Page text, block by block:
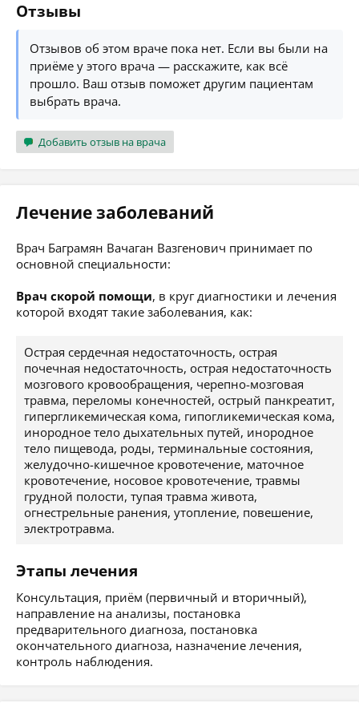
Отзывы
Отзывов об этом враче пока нет. Если вы были на
приёме у этого врача — расскажите, как всё
прошло. Ваш отзыв поможет другим пациентам
выбрать врача.
Добавить отзыв на врача
Лечение заболеваний
Врач Баграмян Вачаган Вазгенович принимает по
основной специальности:
Врач скорой помощи, в круг диагностики и лечения
которой входят такие заболевания, как:
Острая сердечная недостаточность, острая
почечная недостаточность, острая недостаточность
мозгового кровообращения, черепно-мозговая
травма, переломы конечностей, острый панкреатит,
гипергликемическая кома, гипогликемическая кома,
инородное тело дыхательных путей, инородное
тело пищевода, роды, терминальные состояния,
желудочно-кишечное кровотечение, маточное
кровотечение, носовое кровотечение, травмы
грудной полости, тупая травма живота,
огнестрельные ранения, утопление, повешение,
электротравма.
Этапы лечения
Консультация, приём (первичный и вторичный),
направление на анализы, постановка
предварительного диагноза, постановка
окончательного диагноза, назначение лечения,
контроль наблюдения.